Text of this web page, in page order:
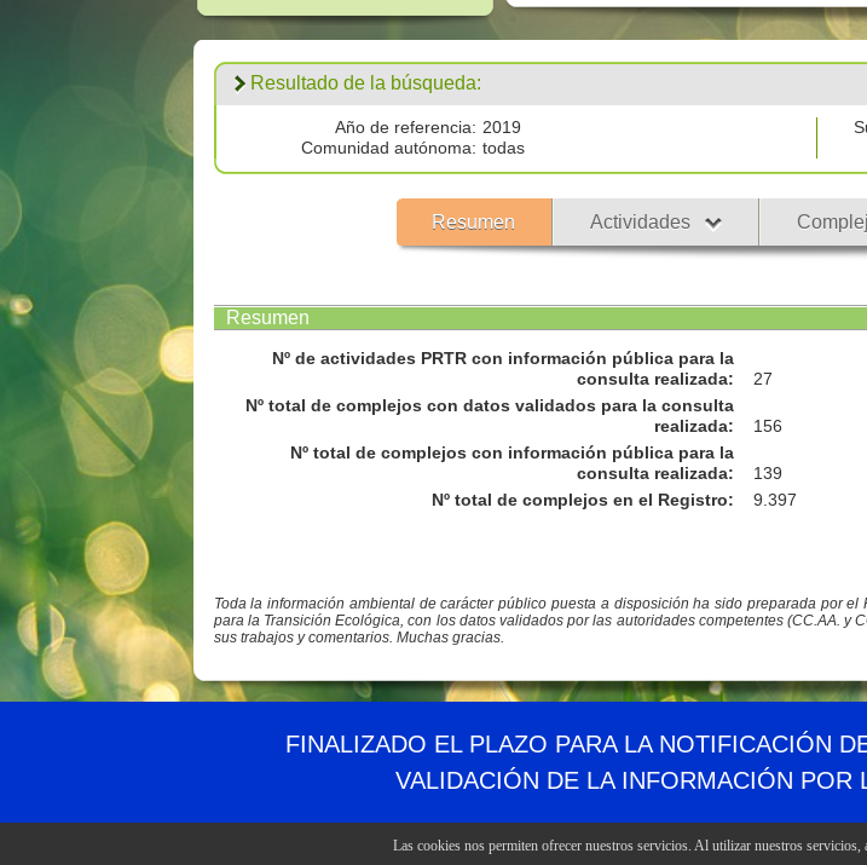
referencia a los años 2008 hasta
establecidos en el Anexo II “Lista de
Sustancias” del Real Decreto
508/2007, de 20 de abril, que regula
el suministro de información sobre
emisiones del Reglamento E - PRTR
y de las autorizaciones ambientales
integradas.
Los datos publicados respecto al
todas las
emisiones por encima de cero
Resultado de la búsqueda:
Año de referencia: 2019
Comunidad autónoma: todas
Resumen Actividades
Resumen
Nº de actividades PRTR con información pública para la
consulta realizada:
27
Nº total de complejos con datos validados para la consulta
realizada:
156
Nº total de complejos con información pública para la
consulta realizada:
139
Nº total de complejos en el Registro: 9.397
Toda la información ambiental de carácter público puesta a disposición ha sido preparada por
para la Transición Ecológica, con los datos validados por las autoridades competentes (CC.AA. y
sus trabajos y comentarios. Muchas gracias.
Ministerio para la Transición Ecológica y el Reto Demográfico
Mapa web Canales
FINALIZADO EL PLAZO PARA LA NOTIFICACIÓN
VALIDACIÓN DE LA INFORMACIÓN POR
Las cookies nos permiten ofrecer nuestros servicios. Al utilizar nuestros servicios,